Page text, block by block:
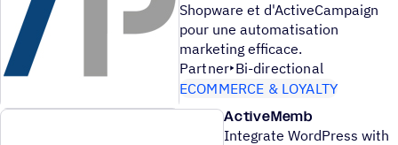
Shopware et d'ActiveCampaign
pour une automatisation
marketing efficace.
Partner Bi-directional
ECOMMERCE & LOYALTY
ActiveMemb
Integrate WordPress with